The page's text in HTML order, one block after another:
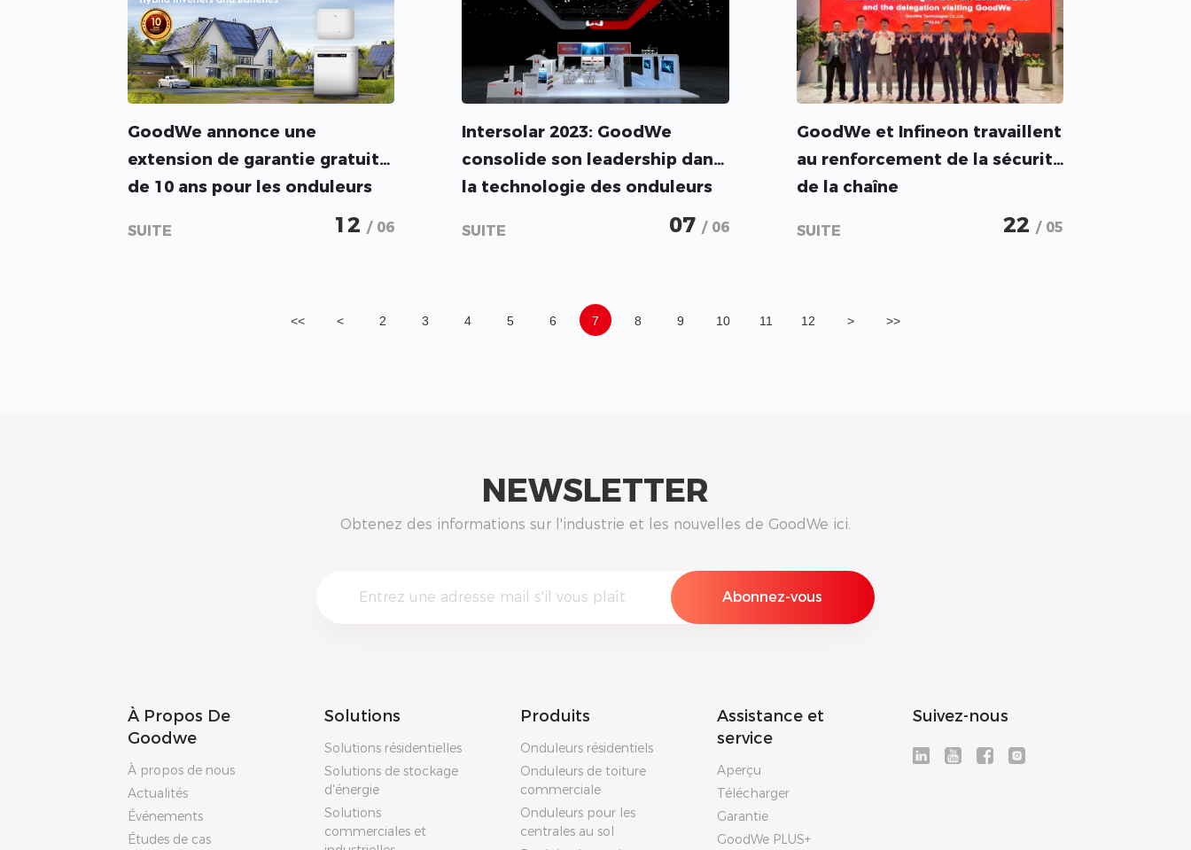
GoodWe annonce une
extension de garantie gratuite
de 10 ans pour les onduleurs
et les batteries hybrides
SUITE 12/ 06
Intersolar 2023: GoodWe
consolide son leadership dans
la technologie des onduleurs
hybrides et se lance dans les
solutions de stockage
SUITE 07 / 06
GoodWe et Infineon travaillent
au renforcement de la sécurité
de la chaîne
SUITE 22 / 05
<< < 2 3 4 5 6 7 8 9 10 11 12 > >>
NEWSLETTER
Obtenez des informations sur l'industrie et les nouvelles de GoodWe ici.
À Propos De
Goodwe
À propos de nous
Actualités
Événements
Études de cas
Solutions
Solutions résidentielles
Solutions de stockage
d'énergie
Solutions
commerciales et
Produits
Onduleurs résidentiels
Onduleurs de toiture
commerciale
Onduleurs pour les
centrales au sol
Assistance et
service
Aperçu
Télécharger
Garantie
GoodWe PLUS+
Suivez-nous